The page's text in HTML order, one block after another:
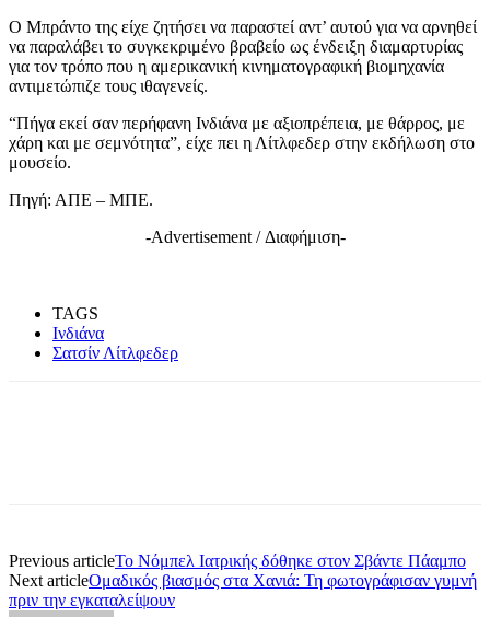
Ο Μπράντο της είχε ζητήσει να παραστεί αντ’ αυτού για να αρνηθεί
να παραλάβει το συγκεκριμένο βραβείο ως ένδειξη διαμαρτυρίας
για τον τρόπο που η αμερικανική κινηματογραφική βιομηχανία
αντιμετώπιζε τους ιθαγενείς.
“Πήγα εκεί σαν περήφανη Ινδιάνα με αξιοπρέπεια, με θάρρος, με
χάρη και με σεμνότητα”, είχε πει η Λίτλφεδερ στην εκδήλωση στο
μουσείο.
Πηγή: ΑΠΕ – ΜΠΕ.
-Advertisement / Διαφήμιση-
TAGS
Ινδιάνα
Σατσίν Λίτλφεδερ
Previous articleΤο Νόμπελ Ιατρικής δόθηκε στον Σβάντε Πάαμπο
Next articleΟμαδικός βιασμός στα Χανιά: Τη φωτογράφισαν γυμνή
πριν την εγκαταλείψουν